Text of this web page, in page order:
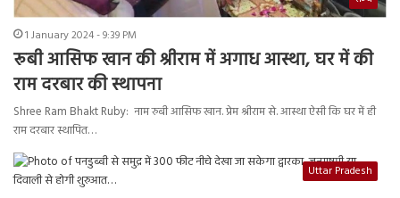
1 January 2024 - 9:39 PM
रूबी आसिफ खान की श्रीराम में अगाध आस्था, घर में की
राम दरबार की स्थापना
Shree Ram Bhakt Ruby: नाम रुबी आसिफ खान. प्रेम श्रीराम से. आस्था ऐसी कि घर में ही
राम दरबार स्थापित…
Uttar Pradesh